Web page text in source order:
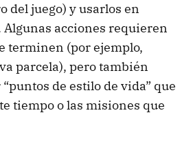
del juego) y usarlos en
Algunas acciones requieren
terminen (por ejemplo,
parcela), pero también
de estilo de vida” que
tiempo o las misiones que